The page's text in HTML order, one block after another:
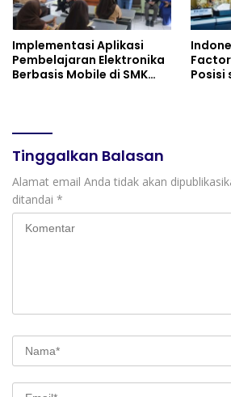
Implementasi Aplikasi
Pembelajaran Elektronika
Berbasis Mobile di SMK
Posisi
Tinggalkan Balasan
Alamat email Anda tidak akan
ditandai *